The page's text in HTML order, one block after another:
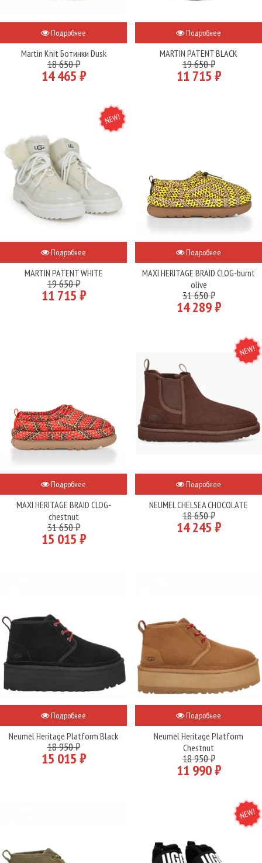
Подробнее
Martin Knit Ботинки Dusk
18 650 ₽
14 465 ₽
Подробнее
MARTIN PATENT BLACK
19 650 ₽
11 715 ₽
NEW
Подробнее
MARTIN PATENT WHITE
19 650 ₽
11 715 ₽
Подробнее
MAXI HERITAGE BRAID CLOG-burnt
olive
31 650 ₽
14 289 ₽
Подробнее
MAXI HERITAGE BRAID CLOG-
chestnut
31 650 ₽
15 015 ₽
NEW
Подробнее
NEUMEL CHELSEA CHOCOLATE
18 650 ₽
14 245 ₽
Подробнее
Neumel Heritage Platform Black
18 950 ₽
15 015 ₽
Подробнее
Neumel Heritage Platform
Chestnut
18 950 ₽
11 990 ₽
NEW